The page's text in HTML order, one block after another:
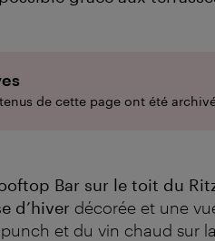
de cette page ont été
Bar sur le toit du
d’hiver décorée et une
et du vin chaud sur